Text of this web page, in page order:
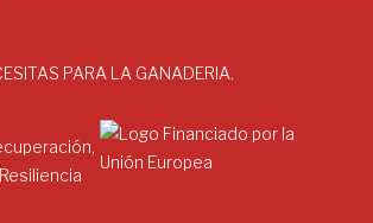
PARA LA GANADERIA.